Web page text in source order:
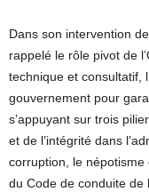
Dans son intervention
rappelé le rôle pivot de
technique et consultatif,
gouvernement pour
s’appuyant sur trois
et de l’intégrité dans
corruption, le népotisme
du Code de conduite de